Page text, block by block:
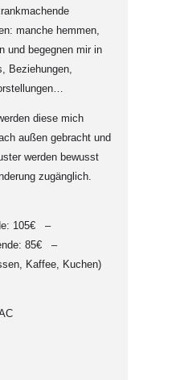
manche hemmen,
und begegnen mir in
Beziehungen,
diese mich
außen gebracht und
werden bewusst
zugänglich.
105€ –
85€ –
Kaffee, Kuchen)